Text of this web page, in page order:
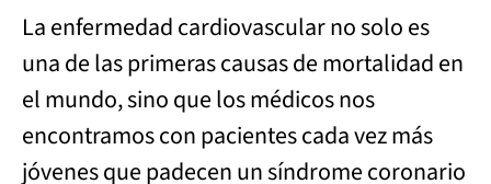
La enfermedad cardiovascular no solo es
una de las primeras causas de mortalidad en
el mundo, sino que los médicos nos
encontramos con pacientes cada vez más
jóvenes que padecen un síndrome coronario